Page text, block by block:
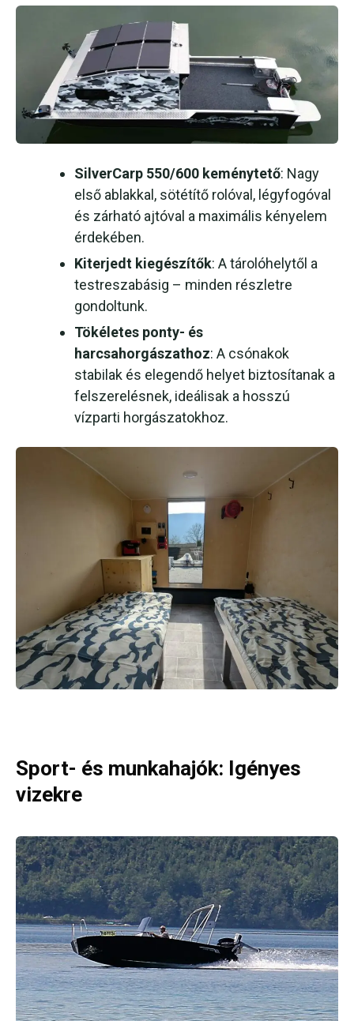
SilverCarp 550/600 keménytető: Nagy
első ablakkal, sötétítő rolóval, légyfogóval
és zárható ajtóval a maximális kényelem
érdekében.
Kiterjedt kiegészítők: A tárolóhelytől a
testreszabásig – minden részletre
gondoltunk.
Tökéletes ponty- és
harcsahorgászathoz: A csónakok
stabilak és elegendő helyet biztosítanak a
felszerelésnek, ideálisak a hosszú
vízparti horgászatokhoz.
Sport- és munkahajók: Igényes
vizekre